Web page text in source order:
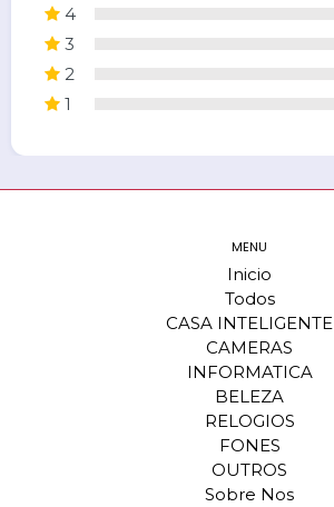
4
3
2
1
MENU
Inicio
Todos
CASA INTELIGENTE
CAMERAS
INFORMATICA
BELEZA
RELOGIOS
FONES
OUTROS
Sobre Nos